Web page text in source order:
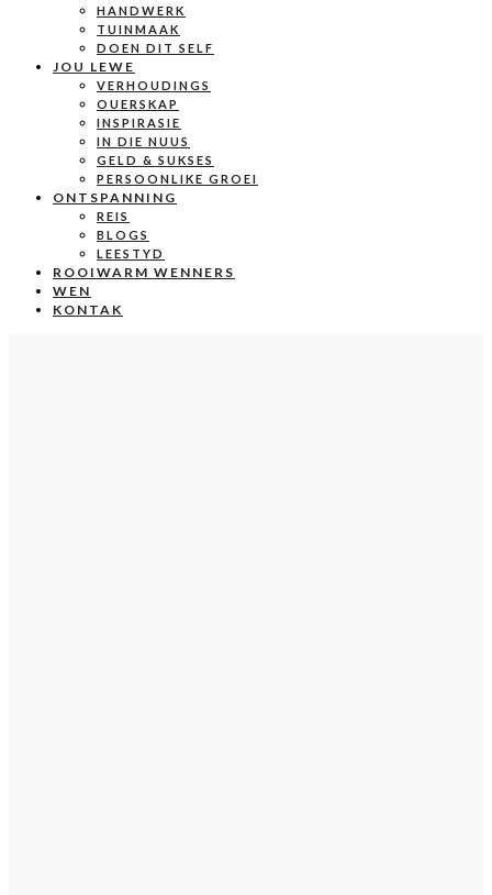
HANDWERK
TUINMAAK
DOEN DIT SELF
JOU LEWE
VERHOUDINGS
OUERSKAP
INSPIRASIE
IN DIE NUUS
GELD & SUKSES
PERSOONLIKE GROEI
ONTSPANNING
REIS
BLOGS
LEESTYD
ROOIWARM WENNERS
WEN
KONTAK